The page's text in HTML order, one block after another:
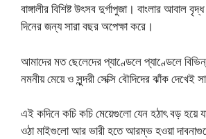
বাঙ্গালীর বিশিষ্ট উৎসব দুর্গাপুজা। বাংলার আবাল
দিনের জন্য সারা বছর অপেক্ষা করে।
আমাদের মত ছেলেদের প্যাণ্ডেলে প্যাণ্ডেলে
নমনীয় মেয়ে ও সুন্দরী সেক্সি বৌদিদের ঝাঁক দেখেই
এই কদিনে কচি কচি মেয়েগুলো যেন হঠাৎ বড় হয়ে
ওঠা মাইগুলো আর ভারী হতে আরম্ভ হওয়া